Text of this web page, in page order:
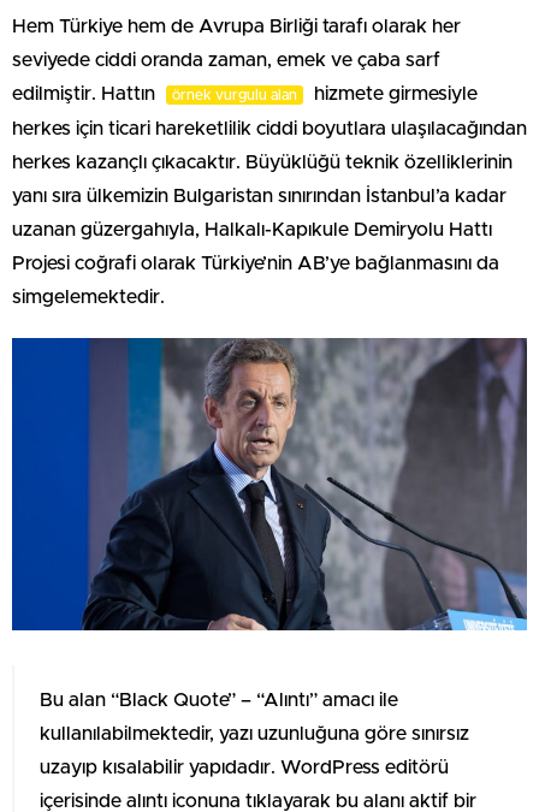
Hem Türkiye hem de Avrupa Birliği tarafı olarak her
seviyede ciddi oranda zaman, emek ve çaba sarf
edilmiştir. Hattın
örnek vurgulu alan
hizmete girmesiyle
herkes için ticari hareketlilik ciddi boyutlara ulaşılacağından
herkes kazançlı çıkacaktır. Büyüklüğü teknik özelliklerinin
yanı sıra ülkemizin Bulgaristan sınırından İstanbul’a kadar
uzanan güzergahıyla, Halkalı-Kapıkule Demiryolu Hattı
Projesi coğrafi olarak Türkiye’nin AB’ye bağlanmasını da
simgelemektedir.
Bu alan “Black Quote” – “Alıntı” amacı ile
kullanılabilmektedir, yazı uzunluğuna göre sınırsız
uzayıp kısalabilir yapıdadır. WordPress editörü
içerisinde alıntı iconuna tıklayarak bu alanı aktif bir